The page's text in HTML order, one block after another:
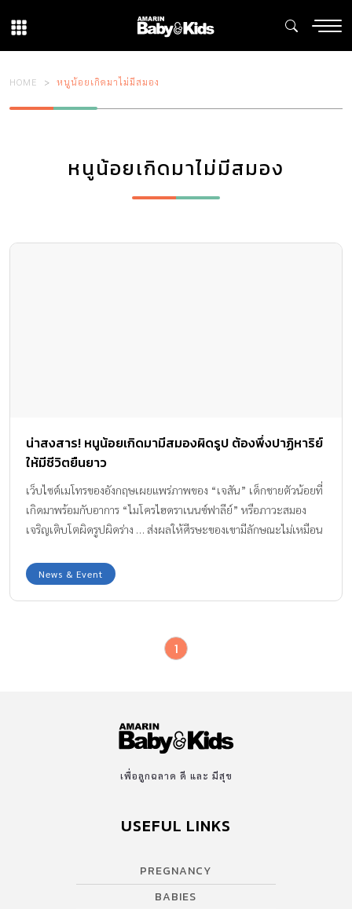
HOME หนูน้อยเกิดมาไม่มีสมอง
หนูน้อยเกิดมาไม่มีสมอง
น่าสงสาร! หนูน้อยเกิดมามีสมองผิดรูป ต้องพึ่งปาฏิหาริย์
ให้มีชีวิตยืนยาว
เว็บไซต์เมโทรของอังกฤษเผยแพร่ภาพของ “เจสัน” เด็กชายตัวน้อยที่
เกิดมาพร้อมกับอาการ “ไมโครไฮดราเนนซ์ฟาลีย์” หรือภาวะสมอง
เจริญเติบโตผิดรูปผิดร่าง … ส่งผลให้ศีรษะของเขามีลักษณะไม่เหมือน
ชายคนนี้น่ารักน้อยลงไปกว่าเดิมเลยสักนิด ซึ่งผู้เป็นพ่อแม่ ได้เผยแพร่
เรื่องราวของลูกชายหัวแก้วหัวแหวน โดยกล่าวว่าเจสันต้องได้รับการ
เองยังคาดไม่ถึง นั่นคือมีชีวิตอยู่ได้จนถึงวันเกิดครบรอบ 1 ปี “ความ
พยายามขอทั้งพรและความช่วยเหลือจากเพื่อนมนุษย์” ทั้งนี้ผู้เป็นแม่
ต้องยอมลาออกจากงานเพื่อมาดูแลลูกชายอย่างเต็มเวลา ในขณะที่
GoFundMe.comเพื่อนำไปเป็นค่าใช้จ่ายในการดูแลเจสัน “เรื่องของ
แค่ว่าขอบคุณจริงๆ บอกไม่ถูกเลยว่าทุกแรงสนับสนุนมีค่าแค่ไหน” ทาง
News & Event
1
เพื่อลูกฉลาด ดี และ มีสุข
USEFUL LINKS
PREGNANCY
BABIES